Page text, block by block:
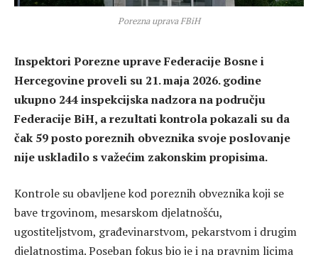
Porezna uprava FBiH
Inspektori Porezne uprave Federacije Bosne i
Hercegovine proveli su 21. maja 2026. godine
ukupno 244 inspekcijska nadzora na području
Federacije BiH, a rezultati kontrola pokazali su da
čak 59 posto poreznih obveznika svoje poslovanje
nije uskladilo s važećim zakonskim propisima.